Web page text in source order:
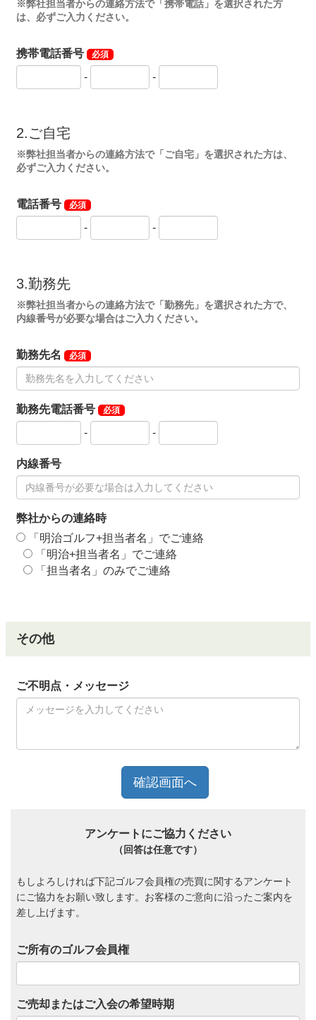
※弊社担当者からの連絡方法で「携帯電話」を選択された方
は、必ずご入力ください。
携帯電話番号 必須
- -
2.ご自宅
※弊社担当者からの連絡方法で「ご自宅」を選択された方は、
必ずご入力ください。
電話番号 必須
- -
3.勤務先
※弊社担当者からの連絡方法で「勤務先」を選択された方で、
内線番号が必要な場合はご入力ください。
勤務先名 必須
勤務先電話番号 必須
- -
内線番号
弊社からの連絡時
「明治ゴルフ+担当者名」でご連絡
「明治+担当者名」でご連絡
「担当者名」のみでご連絡
その他
ご不明点・メッセージ
アンケートにご協力ください
（回答は任意です）
もしよろしければ下記ゴルフ会員権の売買に関するアンケート
にご協力をお願い致します。お客様のご意向に沿ったご案内を
差し上げます。
ご所有のゴルフ会員権
ご売却またはご入会の希望時期